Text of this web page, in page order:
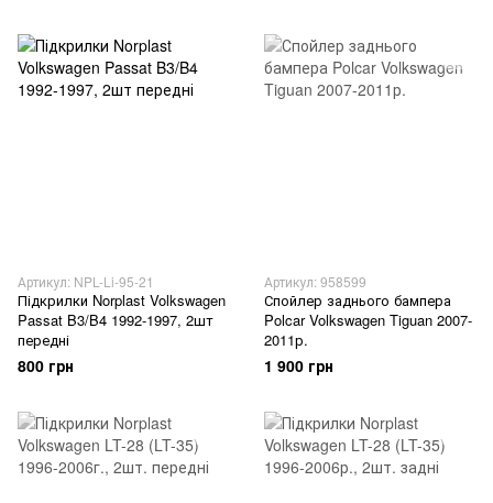
Артикул: NPL-Li-95-21
Підкрилки Norplast Volkswagen
Passat B3/B4 1992-1997, 2шт
передні
800 грн
Артикул: 958599
Спойлер заднього бампера
Polcar Volkswagen Tiguan 2007-
2011р.
1 900 грн